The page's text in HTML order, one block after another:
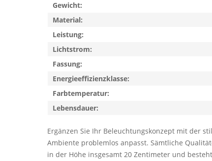
Ergänzen Sie Ihr Beleuchtungskonzept mit der
Ambiente problemlos anpasst. Sämtliche
in der Höhe insgesamt 20 Zentimeter und
Gewicht:
Material:
Leistung:
Lichtstrom:
Fassung:
Energieeffizienzklasse:
Farbtemperatur:
Lebensdauer: